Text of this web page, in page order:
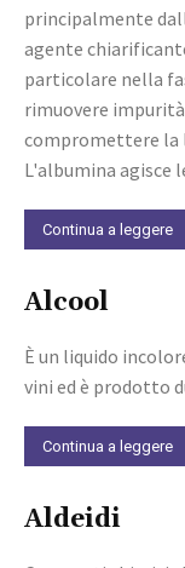
principalmente
agente
particolare nella
rimuovere
compromettere la
L'albumina agisce
Continua a leggere
Alcool
È un liquido
vini ed è prodotto
Continua a leggere
Aldeidi